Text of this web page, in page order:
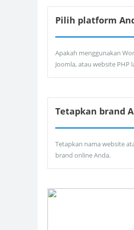
Pilih platform
Apakah menggunakan
Joomla, atau website PHP
Tetapkan brand
Tetapkan nama website
brand online Anda.